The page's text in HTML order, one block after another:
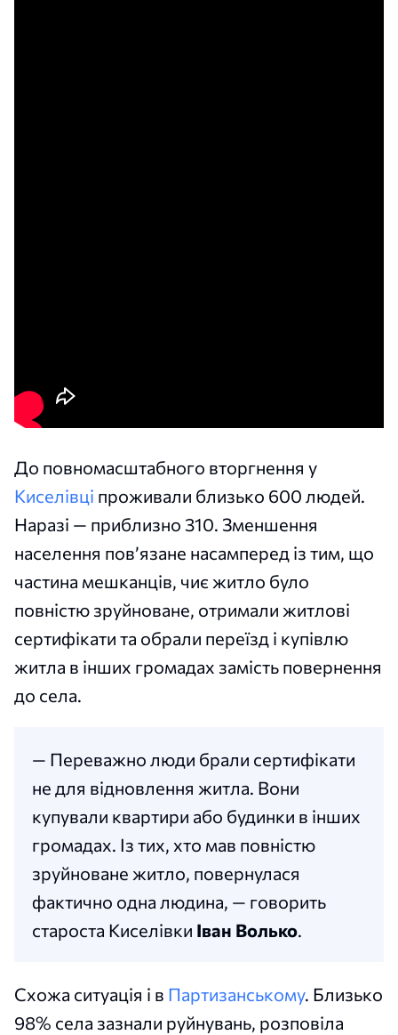
До повномасштабного вторгнення у
Киселівці проживали близько 600 людей.
Наразі — приблизно 310. Зменшення
населення пов’язане насамперед із тим, що
частина мешканців, чиє житло було
повністю зруйноване, отримали житлові
сертифікати та обрали переїзд і купівлю
житла в інших громадах замість повернення
до села.
— Переважно люди брали сертифікати
не для відновлення житла. Вони
купували квартири або будинки в інших
громадах. Із тих, хто мав повністю
зруйноване житло, повернулася
фактично одна людина, — говорить
староста Киселівки Іван Волько.
Схожа ситуація і в Партизанському. Близько
98% села зазнали руйнувань, розповіла